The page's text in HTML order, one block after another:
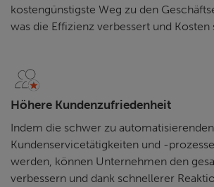
kostengünstigste Weg zu den
was die Effizienz verbessert und Kosten
Höhere Kundenzufriedenheit
Indem die schwer zu
Kundenservicetätigkeiten und -
werden, können Unternehmen den
verbessern und dank schnellerer